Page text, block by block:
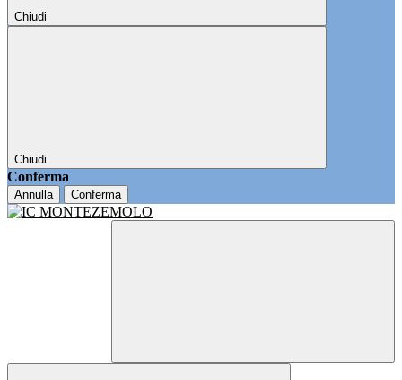
Chiudi
Chiudi
Conferma
Annulla Conferma